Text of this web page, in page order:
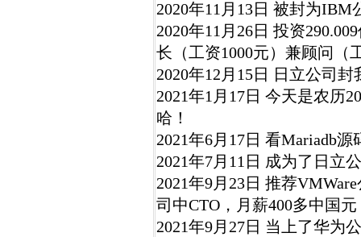
2020年11月13日 被封为IBM
2020年11月26日 投资
长（工资1000元）兼顾问（
2020年12月15日 日立公司
2021年1月17日 今天是农历
哈！
2021年6月17日 看Mariadb
2021年7月11日 成为了日立
2021年9月23日 推荐
司中CTO，月薪400多中国元
2021年9月27日 当上了华为